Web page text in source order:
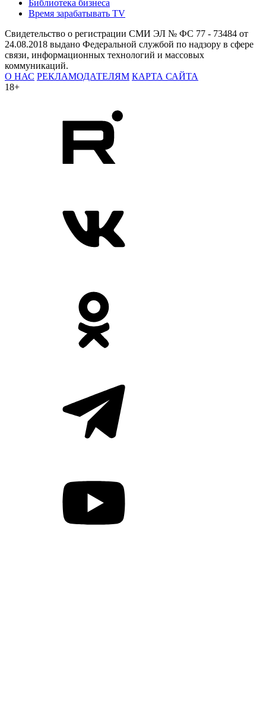
Библиотека бизнеса
Время зарабатывать TV
Свидетельство о регистрации СМИ ЭЛ № ФС 77 - 73484 от
24.08.2018 выдано Федеральной службой по надзору в сфере
связи, информационных технологий и массовых
коммуникаций.
О НАС РЕКЛАМОДАТЕЛЯМ КАРТА САЙТА
18+